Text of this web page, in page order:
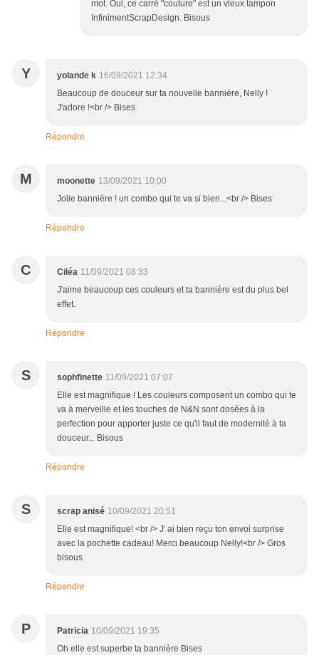
mot. Oui, ce carré "couture" est un vieux tampon
InfinimentScrapDesign. Bisous
Y yolande k 16/09/2021 12:34
Beaucoup de douceur sur ta nouvelle bannière, Nelly !
J'adore !<br /> Bises
Répondre
M moonette 13/09/2021 10:00
Jolie bannière ! un combo qui te va si bien...<br /> Bises
Répondre
C Ciléa 11/09/2021 08:33
J'aime beaucoup ces couleurs et ta bannière est du plus bel
effet.
Répondre
S sophfinette 11/09/2021 07:07
Elle est magnifique ! Les couleurs composent un combo qui te
va à merveille et les touches de N&N sont dosées à la
perfection pour apporter juste ce qu'il faut de modernité à ta
douceur... Bisous
Répondre
S scrap anisé 10/09/2021 20:51
Elle est magnifique! <br /> J' ai bien reçu ton envoi surprise
avec la pochette cadeau! Merci beaucoup Nelly!<br /> Gros
bisous
Répondre
P Patricia 10/09/2021 19:35
Oh elle est superbe ta bannière Bises